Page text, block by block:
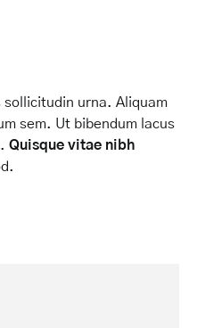
urna. Aliquam
sem. Ut bibendum lacus
Quisque vitae nibh